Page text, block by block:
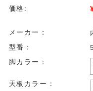
価格:
メーカー：
型番：
脚カラー：
天板カラー：